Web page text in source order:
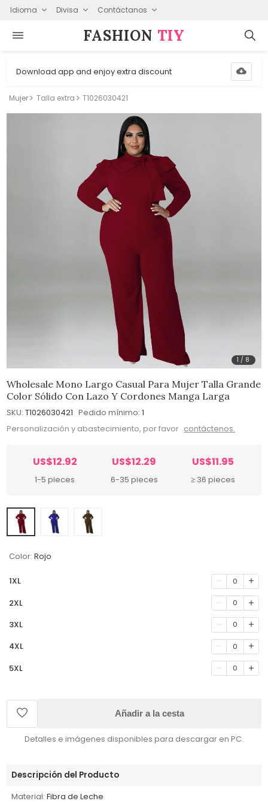
Idioma Divisa Contáctanos
FASHION⁠ TIY
Download app and enjoy extra discount
Mujer Talla extra T1026030421
1 / 8
Wholesale Mono Largo Casual Para Mujer Talla Grande
Color Sólido Con Lazo Y Cordones Manga Larga
SKU: T1026030421 Pedido mínimo: 1
Personalización y abastecimiento, por favor contáctenos.
US$12.92
1-5 pieces
US$12.29
6-35 pieces
US$11.95
≥ 36 pieces
Color: Rojo
1XL 0
2XL 0
3XL 0
4XL 0
5XL 0
Añadir a la cesta
Detalles e imágenes disponibles para descargar en PC.
Descripción del Producto
Material: Fibra de Leche